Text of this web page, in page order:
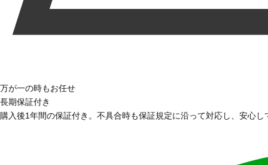
万が一の時もお任せ
長期保証付き
購入後1年間の保証付き。不具合時も保証規定に沿って対応し、安心